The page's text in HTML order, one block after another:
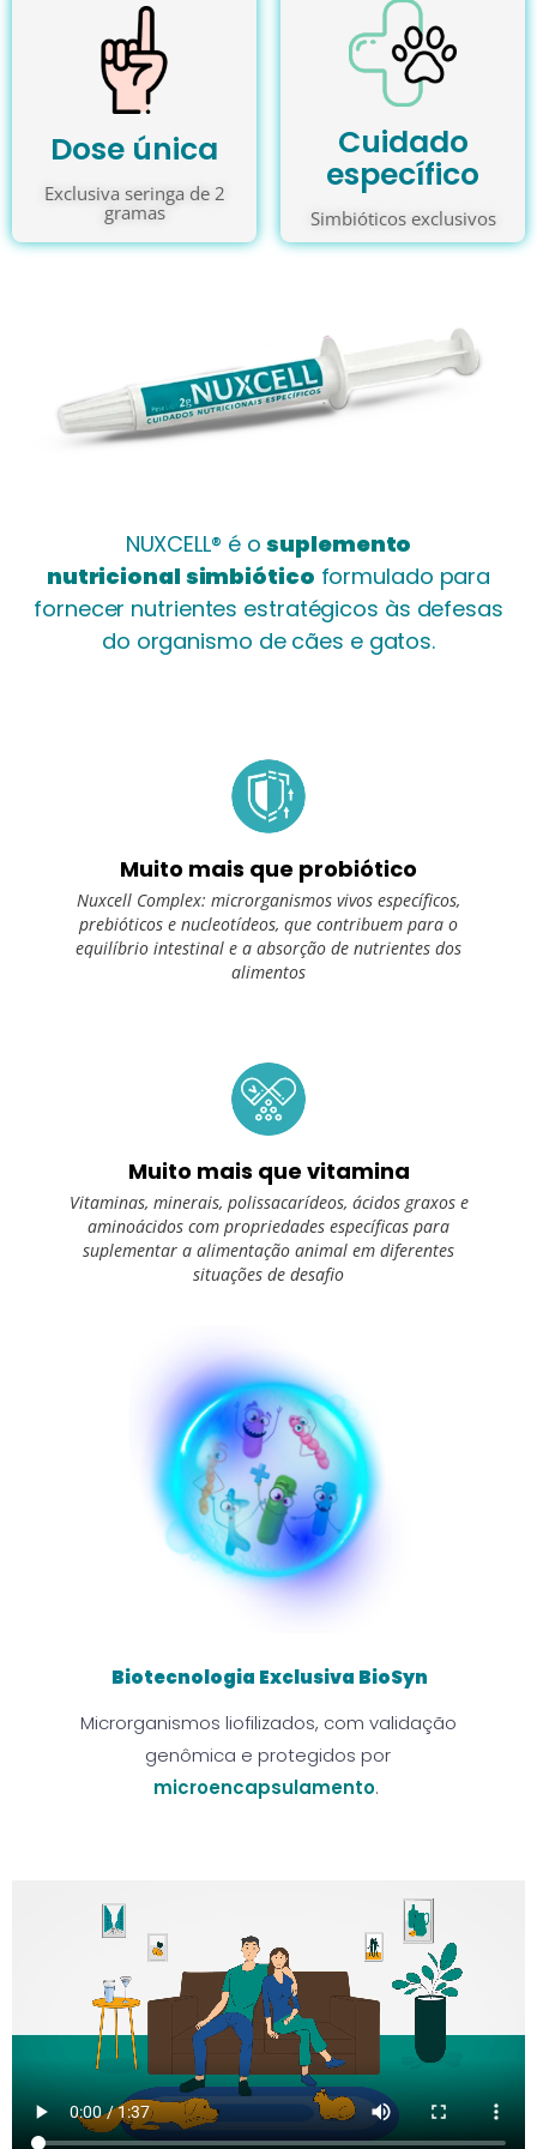
sempre.
desafios
Seu pet merece NUXCELL - o cuidado
nutricional para superar desafios.
Dose única
Exclusiva seringa de 2
gramas
Cuidado
específico
Simbióticos exclusivos
NUXCELL® é osuplemento
nutricional simbiótico formulado para
fornecer nutrientes estratégicos às defesas
do organismo de cães e gatos.
Muito mais que probiótico
Nuxcell Complex: microrganismos vivos específicos,
prebióticos e nucleotídeos, que contribuem para o
equilíbrio intestinal e a absorção de nutrientes dos
alimentos
Muito mais que vitamina
Vitaminas, minerais, polissacarídeos, ácidos graxos e
aminoácidos com propriedades específicas para
suplementar a alimentação animal em diferentes
situações de desafio
Biotecnologia Exclusiva BioSyn
Microrganismos liofilizados, com validação
genômica e protegidos por
microencapsulamento.